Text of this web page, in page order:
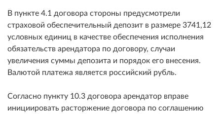
В пункте 4.1 договора стороны предусмотрели
страховой обеспечительный депозит в размере 3741,12
условных единиц в качестве обеспечения исполнения
обязательств арендатора по договору, случаи
увеличения суммы депозита и порядок его внесения.
Валютой платежа является российский рубль.
Согласно пункту 10.3 договора арендатор вправе
инициировать расторжение договора по соглашению